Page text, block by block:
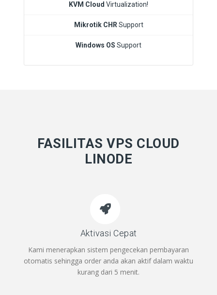
KVM Cloud Virtualization!
Mikrotik CHR Support
Windows OS Support
FASILITAS VPS CLOUD
LINODE
Aktivasi Cepat
Kami menerapkan sistem pengecekan pembayaran
otomatis sehingga order anda akan aktif dalam waktu
kurang dari 5 menit.